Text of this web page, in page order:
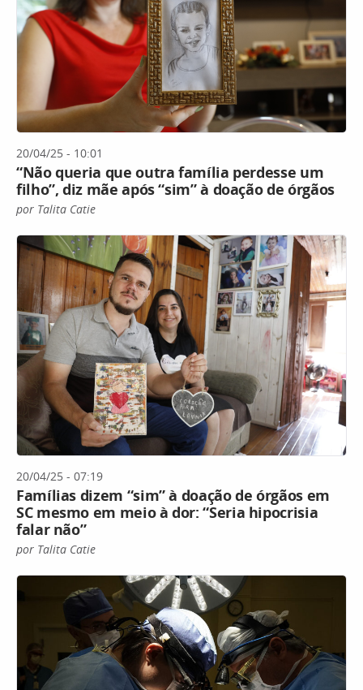
20/04/25 - 10:01
“Não queria que outra família perdesse um
filho”, diz mãe após “sim” à doação de órgãos
por Talita Catie
20/04/25 - 07:19
Famílias dizem “sim” à doação de órgãos em
SC mesmo em meio à dor: “Seria hipocrisia
falar não”
por Talita Catie